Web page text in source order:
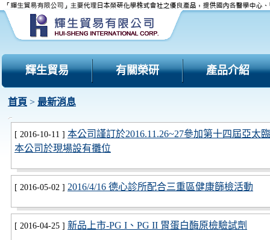
輝生貿易 有關榮研 產品介紹
首頁 > 最新消息
[ 2016-10-11 ] 本公司謹訂於2016.11.26~27參加第十四屆亞
本公司於現場設有攤位
[ 2016-05-02 ] 2016/4/16 德心診所配合三重區健康篩檢活動
[ 2016-04-25 ] 新品上市-PG I、PG II 胃蛋白酶原檢驗試劑